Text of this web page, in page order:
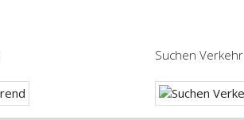
Suchen Verkehr